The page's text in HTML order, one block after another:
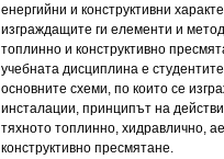
енергийни и конструктивни
изграждащите ги елементи и
топлинно и конструктивно
учебната дисциплина е
основните схеми, по които се
инсталации, принципът на
тяхното топлинно, хидравлично,
конструктивно пресмятане.